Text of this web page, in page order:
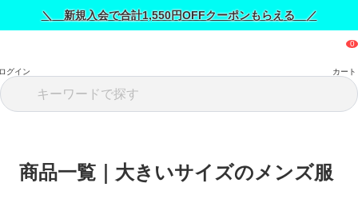
＼ 新規入会で合計1,550円OFFクーポンもらえる ／
グイン カート
商品一覧｜大きいサイズのメンズ服